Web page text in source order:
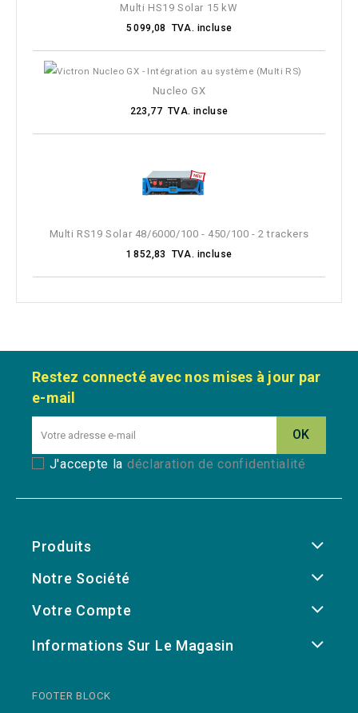
Multi HS19 Solar 15 kW
5 099,08 TVA. incluse
Nucleo GX
223,77 TVA. incluse
Multi RS19 Solar 48/6000/100 - 450/100 - 2 trackers
1 852,83 TVA. incluse
Restez connecté avec nos mises à jour par
e-mail
J'accepte la déclaration de confidentialité
Produits
Notre Société
Votre Compte
Informations Sur Le Magasin
FOOTER BLOCK